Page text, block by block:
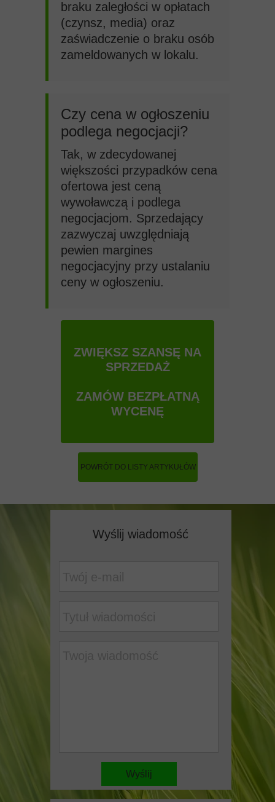
Wyślij wiadomość
Wyślij
braku zaległości w opłatach
(czynsz, media) oraz
zaświadczenie o braku osób
zameldowanych w lokalu.
Czy cena w ogłoszeniu
podlega negocjacji?
Tak, w zdecydowanej
większości przypadków cena
ofertowa jest ceną
wywoławczą i podlega
negocjacjom. Sprzedający
zazwyczaj uwzględniają
pewien margines
negocjacyjny przy ustalaniu
ceny w ogłoszeniu.
POWRÓT DO LISTY ARTYKUŁÓW
ZWIĘKSZ SZANSĘ NA
SPRZEDAŻ
ZAMÓW BEZPŁATNĄ
WYCENĘ